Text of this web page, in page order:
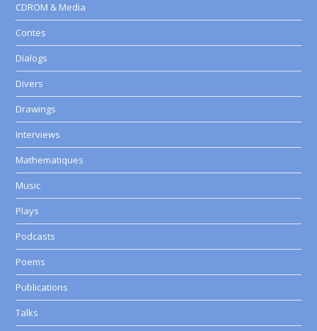
CDROM & Media
Contes
Dialogs
Divers
Drawings
Interviews
Mathematiques
Music
Plays
Podcasts
Poems
Publications
Talks